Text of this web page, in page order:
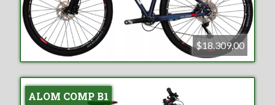
$18.309,00
ALOM COMP B1